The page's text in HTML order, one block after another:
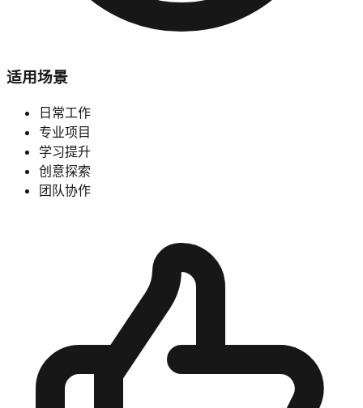
适用场景
日常工作
专业项目
学习提升
创意探索
团队协作